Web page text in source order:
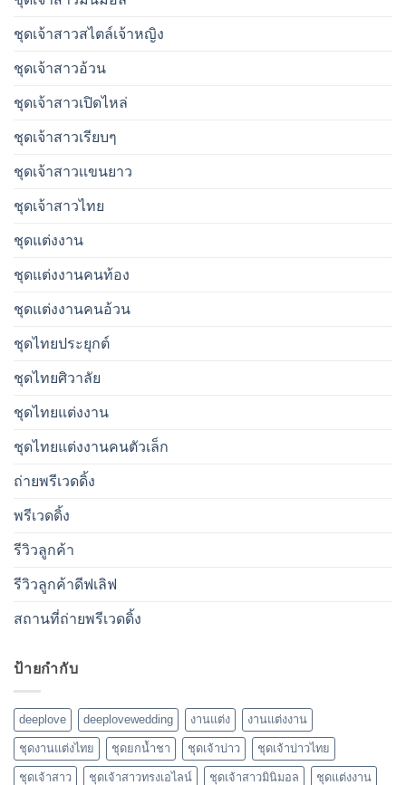
ชุดเจ้าสาวสไตล์เจ้าหญิง
ชุดเจ้าสาวอ้วน
ชุดเจ้าสาวเปิดไหล่
ชุดเจ้าสาวเรียบๆ
ชุดเจ้าสาวเเขนยาว
ชุดเจ้าสาวไทย
ชุดแต่งงาน
ชุดแต่งงานคนท้อง
ชุดแต่งงานคนอ้วน
ชุดไทยประยุกต์
ชุดไทยศิวาลัย
ชุดไทยแต่งงาน
ชุดไทยแต่งงานคนตัวเล็ก
ถ่ายพรีเวดดิ้ง
พรีเวดดิ้ง
รีวิวลูกค้า
รีวิวลูกค้าดีฟเลิฟ
สถานที่ถ่ายพรีเวดดิ้ง
ป้ายกำกับ
deeplove deeplovewedding งานแต่ง งานแต่งงาน
ชุดงานแต่งไทย ชุดยกน้ำชา ชุดเจ้าบ่าว ชุดเจ้าบ่าวไทย
ชุดเจ้าสาว ชุดเจ้าสาวทรงเอไลน์ ชุดเจ้าสาวมินิมอล ชุดแต่งงาน